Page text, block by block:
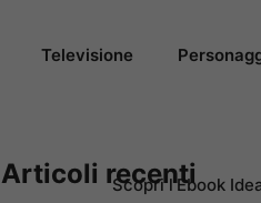
Televisione
Articoli recenti
Scopri l’Ebook